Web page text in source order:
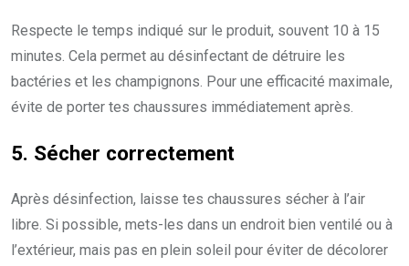
Respecte le temps indiqué sur le produit, souvent 10 à 15
minutes. Cela permet au désinfectant de détruire les
bactéries et les champignons. Pour une efficacité maximale,
évite de porter tes chaussures immédiatement après.
5. Sécher correctement
Après désinfection, laisse tes chaussures sécher à l’air
libre. Si possible, mets-les dans un endroit bien ventilé ou à
l’extérieur, mais pas en plein soleil pour éviter de décolorer